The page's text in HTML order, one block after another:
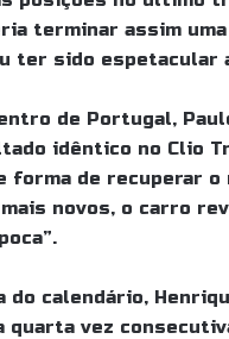
terminar assim
ter sido espetacular
de Portugal,
idêntico no Clio
de recuperar o
novos, o carro
calendário,
vez